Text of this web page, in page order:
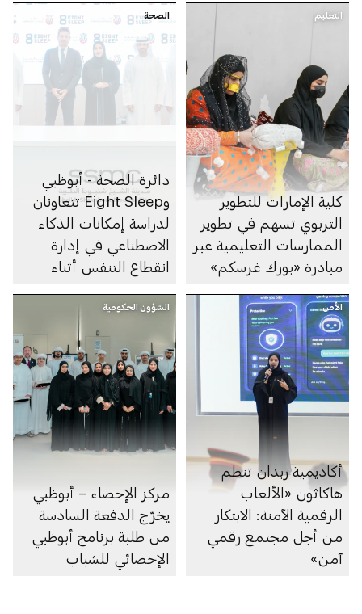
التعليم
كلية الإمارات للتطوير
التربوي تسهم في تطوير
الممارسات التعليمية عبر
مبادرة «بورك غرسكم»
الصحة
دائرة الصحة - أبوظبي
وEight Sleep تتعاونان
لدراسة إمكانات الذكاء
الاصطناعي في إدارة
انقطاع التنفس أثناء
الأمن
أكاديمية ربدان تنظم
هاكاثون «الألعاب
الرقمية الآمنة: الابتكار
من أجل مجتمع رقمي
آمن»
الشؤون الحكومية
مركز الإحصاء – أبوظبي
يخرّج الدفعة السادسة
من طلبة برنامج أبوظبي
الإحصائي للشباب